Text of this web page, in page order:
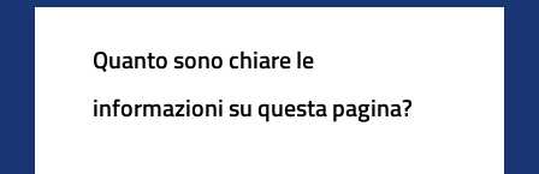
Quanto sono chiare le
informazioni su questa pagina?